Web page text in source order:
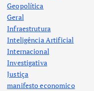
Geopolítica
Geral
Infraestrutura
Inteligência Artificial
Internacional
Investigativa
Justiça
manifesto economico